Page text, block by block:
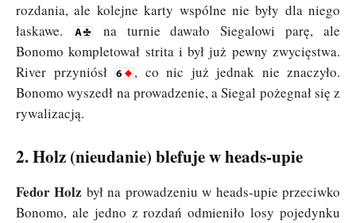
rozdania, ale kolejne karty wspólne nie były dla niego
łaskawe.
na turnie dawało Siegalowi parę, ale
Bonomo kompletował strita i był już pewny zwycięstwa.
River przyniósł
, co nic już jednak nie znaczyło.
Bonomo wyszedł na prowadzenie, a Siegal pożegnał się z
rywalizacją.
2. Holz (nieudanie) blefuje w heads-upie
Fedor Holz był na prowadzeniu w heads-upie przeciwko
Bonomo, ale jedno z rozdań odmieniło losy pojedynku